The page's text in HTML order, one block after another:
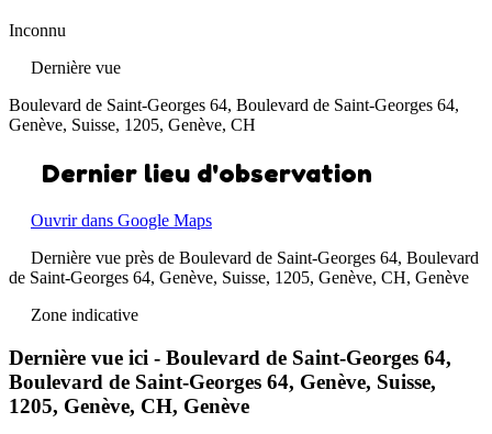
Inconnu
Dernière vue
Boulevard de Saint-Georges 64, Boulevard de Saint-Georges 64,
Genève, Suisse, 1205, Genève, CH
Dernier lieu d'observation
Ouvrir dans Google Maps
Dernière vue près de Boulevard de Saint-Georges 64, Boulevard
de Saint-Georges 64, Genève, Suisse, 1205, Genève, CH, Genève
Zone indicative
Dernière vue ici - Boulevard de Saint-Georges 64,
Boulevard de Saint-Georges 64, Genève, Suisse,
1205, Genève, CH, Genève